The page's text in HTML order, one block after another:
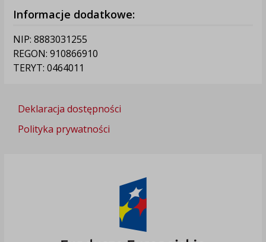
Informacje dodatkowe:
NIP: 8883031255
REGON: 910866910
TERYT: 0464011
Deklaracja dostępności
Polityka prywatności